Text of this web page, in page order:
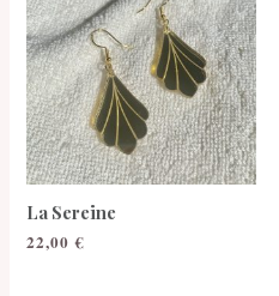
La Sereine
22,00€